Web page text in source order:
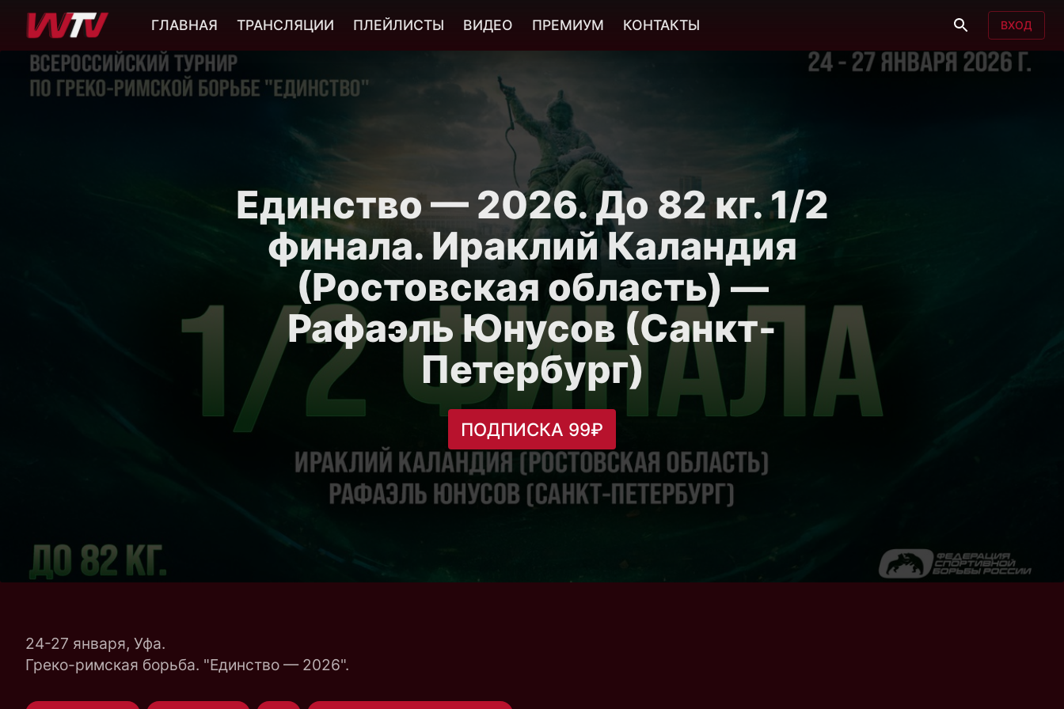
Единство — 2026. До 82 кг. 1/2
финала. Ираклий Каландия
(Ростовская область) —
Рафаэль Юнусов (Санкт-
Петербург)
ПОДПИСКА 99₽
24-27 января, Уфа.
Греко-римская борьба. "Единство — 2026".
ГЛАВНАЯ ТРАНСЛЯЦИИ ПЛЕЙЛИСТЫ ВИДЕО ПРЕМИУМ КОНТАКТЫ ВХОД